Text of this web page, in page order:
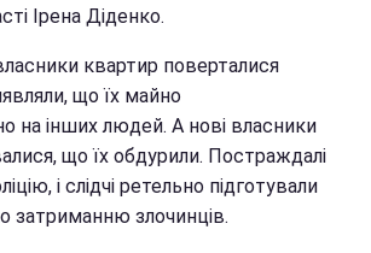
Ірена Діденко.
квартир поверталися
що їх майно
на інших людей. А нові власники
що їх обдурили. Постраждалі
і слідчі ретельно підготували
затриманню злочинців.